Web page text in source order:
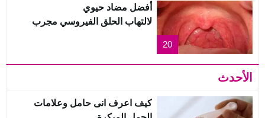
20
أفضل مضاد حيوي
لالتهاب الحلق الفيروسي مجرب
الأحدث
كيف اعرف انى حامل وعلامات